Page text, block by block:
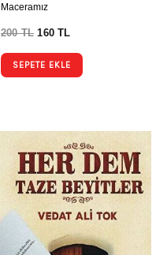
Maceramız
200TL 160TL
SEPETE EKLE